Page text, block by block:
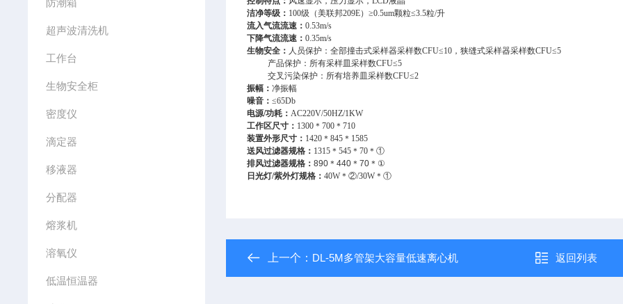
防潮箱
超声波清洗机
工作台
生物安全柜
密度仪
滴定器
移液器
分配器
熔浆机
溶氧仪
低温恒温器
洁净等级： 100级（美联邦209E）≥0.5um颗粒≤3.5粒/升
流入气流流速：0.53m/s
下降气流流速：0.35m/s
生物安全： 人员保护：全部撞击式采样器采样数CFU≤10，狭缝式采样器采样数CFU≤5
产品保护：所有采样皿采样数CFU≤5
交叉污染保护：所有培养皿采样数CFU≤2
振幅：净振幅
噪音：≤65Db
电源/功耗：AC220V/50HZ/1KW
工作区尺寸： 1300＊700＊710
装置外形尺寸： 1420＊845＊1585
送风过滤器规格： 1315＊545＊70＊①
排风过滤器规格：890＊440＊70＊ ①
日光灯/紫外灯规格：40W＊②/30W＊①
上一个： DL-5M多管架大容量低速离心机 返回列表